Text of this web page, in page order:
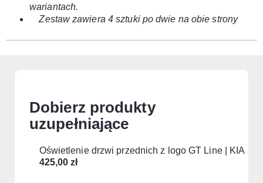
wariantach.
Zestaw zawiera 4 sztuki po dwie na obie strony
Dobierz produkty
uzupełniające
Oświetlenie drzwi przednich z logo GT Line | KIA
425,00zł